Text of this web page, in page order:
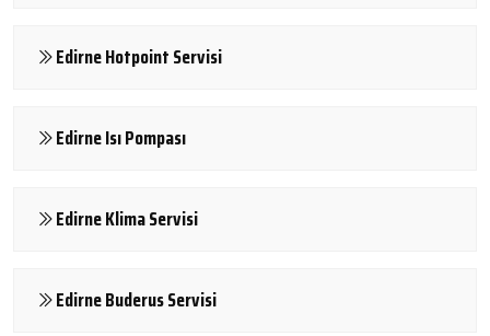
Edirne Hotpoint Servisi
Edirne Isı Pompası
Edirne Klima Servisi
Edirne Buderus Servisi